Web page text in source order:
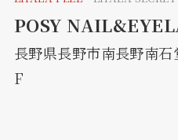
POSY
長野県長野市南長野南
F